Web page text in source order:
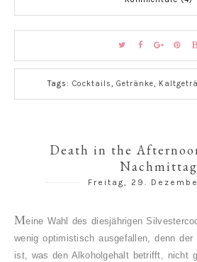
Tags: Cocktails, Getränke,
Death in the
Nachmittag
Freitag, 29.
Meine Wahl des diesjährigen
wenig optimistisch ausgefallen, denn der
ist, was den Alkoholgehalt betrifft, nicht